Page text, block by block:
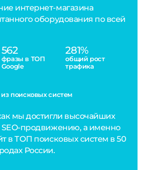
интернет-магазина
оборудования по всей
562
фразы в ТОП
Google
281%
общий рост
трафика
поисковых систем
мы достигли высочайших
SEO-продвижению, а именно
в ТОП поисковых систем в 50
России.